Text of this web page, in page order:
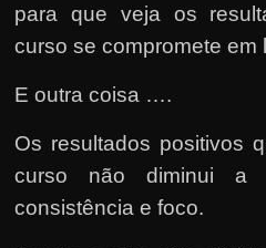
para que veja os
curso se compromete em
E outra coisa ….
Os resultados positivos
curso não diminui a
consistência e foco.